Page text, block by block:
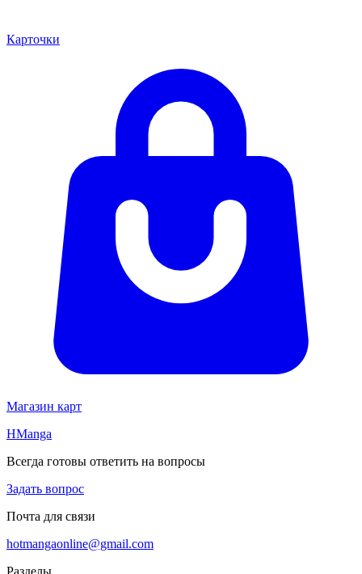
Карточки
Магазин карт
HManga
Всегда готовы ответить на вопросы
Задать вопрос
Почта для связи
hotmangaonline@gmail.com
Разделы